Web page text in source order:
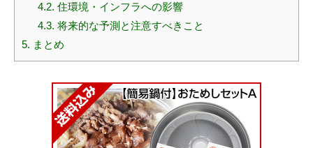
4.2. 住環境・インフラへの影響
4.3. 将来的な予測と注意すべきこと
5. まとめ